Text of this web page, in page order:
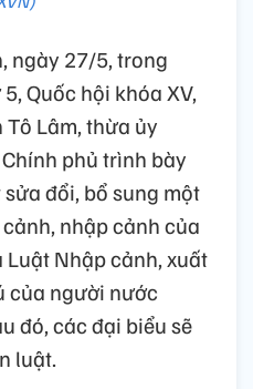
ngày 27/5, trong
Quốc hội khóa XV,
Lâm, thừa ủy
phủ trình bày
đổi, bổ sung một
nhập cảnh của
Nhập cảnh, xuất
của người nước
đó, các đại biểu sẽ
luật.